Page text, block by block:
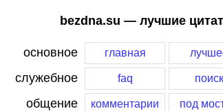
bezdna.su — лучшие
основное главная
служебное faq поиск
общение комментарии под